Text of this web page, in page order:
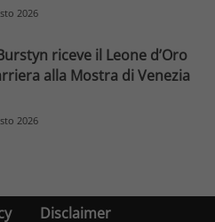
2026
riceve il Leone d’Oro
alla Mostra di Venezia
2026
Disclaimer